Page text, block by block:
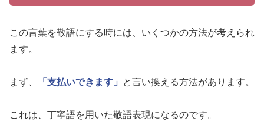
この言葉を敬語にする時には、いくつかの方法が考えられ
ます。
まず、 「支払いできます」 と言い換える方法があります。
これは、丁寧語を用いた敬語表現になるのです。